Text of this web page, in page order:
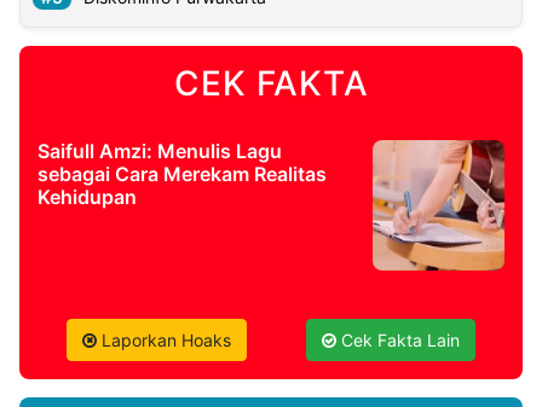
CEK FAKTA
Saifull Amzi: Menulis Lagu
sebagai Cara Merekam Realitas
Kehidupan
Laporkan Hoaks Cek Fakta Lain